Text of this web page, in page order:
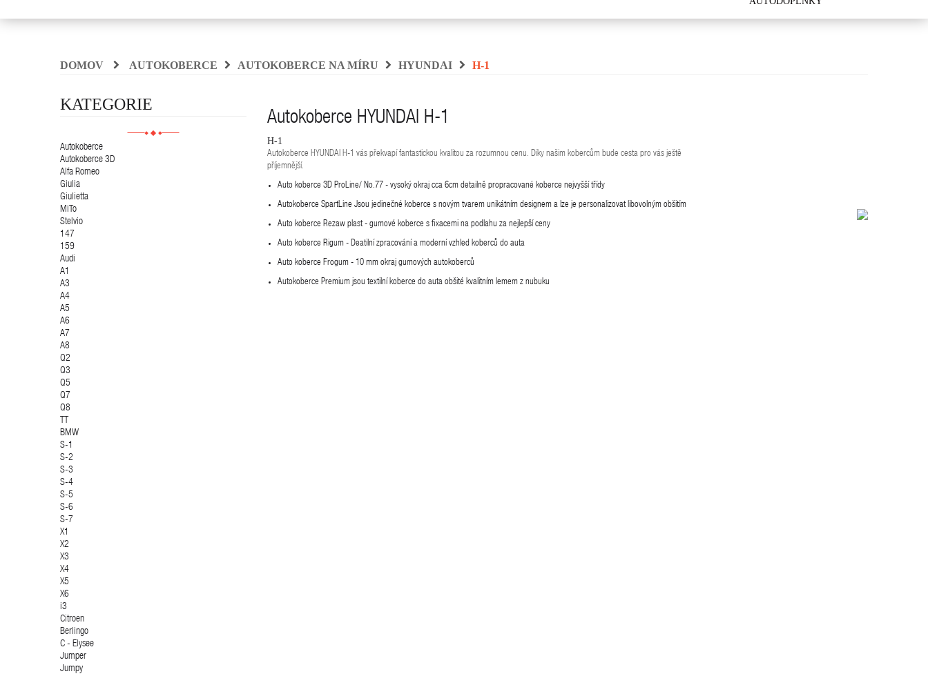
DOMOV AUTOKOBERCE AUTOKOBERCE NA MÍRU HYUNDAI H-1
KATEGORIE
Autokoberce
Autokoberce 3D
Alfa Romeo
Giulia
Giulietta
MiTo
Stelvio
147
159
Audi
A1
A3
A4
A5
A6
A7
A8
Q2
Q3
Q5
Q7
Q8
TT
BMW
S-1
S-2
S-3
S-4
S-5
S-6
S-7
X1
X2
X3
X4
X5
X6
i3
Citroen
Berlingo
C - Elysee
Jumper
Jumpy
Autokoberce HYUNDAI H-1
H-1
Autokoberce HYUNDAI H-1 vás překvapí fantastickou kvalitou za rozumnou cenu. Díky našim kobercům bude cesta pro vás ještě
příjemnější.
Auto koberce 3D ProLine/ No.77 - vysoký okraj cca 6cm detailně propracované koberce nejvyšší třídy
Autokoberce SpartLine Jsou jedinečné koberce s novým tvarem unikátním designem a lze je personalizovat libovolným obšitím
Auto koberce Rezaw plast - gumové koberce s fixacemi na podlahu za nejlepší ceny
Auto koberce Rigum - Deatilní zpracování a moderní vzhled koberců do auta
Auto koberce Frogum - 10 mm okraj gumových autokoberců
Autokoberce Premium jsou textilní koberce do auta obšité kvalitním lemem z nubuku